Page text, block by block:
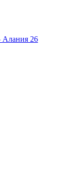
Алания 26